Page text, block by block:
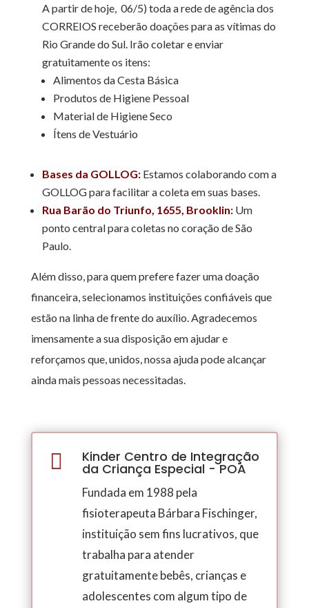
A partir de hoje, 06/5) toda a rede de agência dos
CORREIOS receberão doações para as vítimas do
Rio Grande do Sul. Irão coletar e enviar
gratuitamente os itens:
Alimentos da Cesta Básica
Produtos de Higiene Pessoal
Material de Higiene Seco
Ítens de Vestuário
Bases da GOLLOG:Estamos colaborando com a
GOLLOG para facilitar a coleta em suas bases.
Rua Barão do Triunfo, 1655, Brooklin:Um
ponto central para coletas no coração de São
Paulo.
Além disso, para quem prefere fazer uma doação
financeira, selecionamos instituições confiáveis que
estão na linha de frente do auxílio. Agradecemos
imensamente a sua disposição em ajudar e
reforçamos que, unidos, nossa ajuda pode alcançar
ainda mais pessoas necessitadas.
 Kinder Centro de Integração
da Criança Especial - POA
Fundada em 1988 pela
fisioterapeuta Bárbara Fischinger,
instituição sem fins lucrativos, que
trabalha para atender
gratuitamente bebês, crianças e
adolescentes com algum tipo de